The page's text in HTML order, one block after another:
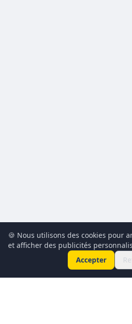
🍪 Nous utilisons des cookies pour
et afficher des publicités
Accepter